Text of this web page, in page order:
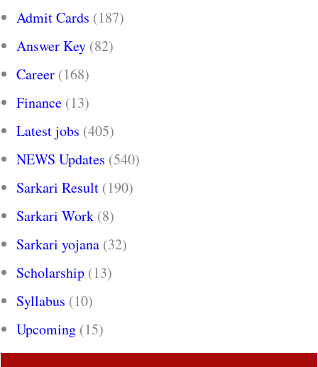
Admit Cards (187)
Answer Key (82)
Career (168)
Finance (13)
Latest jobs (405)
NEWS Updates (540)
Sarkari Result (190)
Sarkari Work (8)
Sarkari yojana (32)
Scholarship (13)
Syllabus (10)
Upcoming (15)